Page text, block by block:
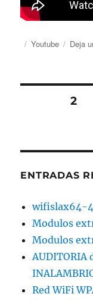
Publicado
Categorías
Youtube Deja
PÁGINA2
ENTRADAS
wifislax64-
Modulos
Modulos
AUDITORIA
Red WiFi